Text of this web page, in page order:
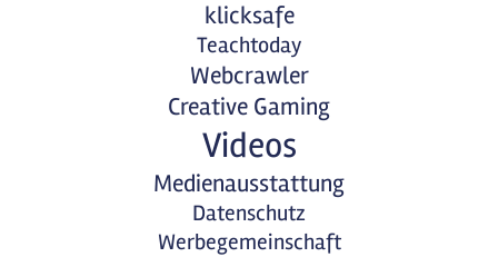
klicksafe
Teachtoday
Webcrawler
Creative Gaming
Videos
Medienausstattung
Datenschutz
Werbegemeinschaft